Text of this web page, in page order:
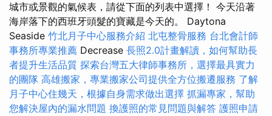
城市或景觀的氣候表，請從下面的列表中選擇！ 今天沿著
海岸落下的西班牙頭髮的寶藏是今天的。 Daytona
Seaside 竹北月子中心服務介紹 北屯整骨服務 台北會計師
事務所專業推薦 Decrease 長照2.0計畫解讀，如何幫助長
者提升生活品質 探索台灣五大律師事務所，選擇最具實力
的團隊 高雄搬家，專業搬家公司提供全方位搬遷服務 了解
月子中心住幾天，根據自身需求做出選擇 抓漏專家，幫助
您解決屋內的漏水問題 換護照的常見問題與解答 護照申請